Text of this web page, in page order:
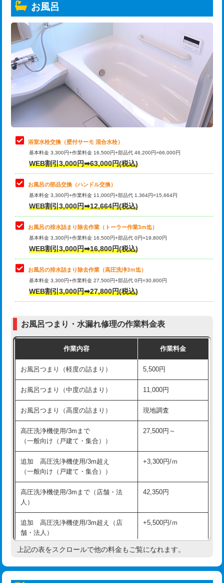
トーラー機使用/3mまで
追加トーラー機使用/3m超え
カメラ調査 33,000円
桝清掃 8,800円
止水・漏水調査・防水処理・清掃・修
理・調整・分解・加工など（軽作業）
止水・漏水調査・防水処理・清掃・修
理・調整・分解・加工など（中作業）
22,000円
止水・漏水調査・防水処理・清掃・修
理・調整・分解・加工など（重作業）
33,000円
トイレタンク脱着
トイレ便器脱着
タンクレストイレ脱着 33,000円
小便器トイレ脱着
その他部品の脱着 8,800円～
交換・取付（タンク）
交換・取付（普通便座） 11,000円+材料費
交換・取付（温水洗浄便座） 16,500円+材料費
交換・取付(単水栓（壁付・デッキ
式）)
13,200円+材料費
交換・取付(混合水栓（壁付・デッキ
式・ワンホール）)
16,500円+材料費
交換・取付(排水栓・排水トラップ
（P/S/ポップアップ））
22,000円+材料費
交換・取付（その他部品） 11,000円+材料費
持込商品取付（単水栓） 13,200円
持込商品取付（混合水栓）
持込商品取付（浄水器・分岐水栓） 16,500円
持込商品取付（温水洗浄便座） 22,000円
持込商品取付（普通便座⇔温水洗浄便
22,000円
お風呂
浴室水栓交換（壁付サーモ 混合水栓）
基本料金 3,300円+作業料金 16,500円+部品代 46,200円=66,000円
WEB割引3,000円➡63,000円(税込)
お風呂の部品交換（ハンドル交換）
基本料金 3,300円+作業料金 11,000円+部品代 1,364円=15,664円
WEB割引3,000円➡12,664円(税込)
お風呂の排水詰まり除去作業（トーラー作業3ｍ迄）
基本料金 3,300円+作業料金 16,500円+部品代 0円=19,800円
WEB割引3,000円➡16,800円(税込)
お風呂の排水詰まり除去作業（高圧洗浄3ｍ迄）
基本料金 3,300円+作業料金 27,500円+部品代 0円=30,800円
WEB割引3,000円➡27,800円(税込)
お風呂つまり・水漏れ修理の作業料金表
作業内容 作業料金
お風呂つまり（軽度の詰まり） 5,500円
お風呂つまり（中度の詰まり） 11,000円
お風呂つまり（高度の詰まり） 現地調査
高圧洗浄機使用/3mまで
（一般向け（戸建て・集合））
27,500円～
追加 高圧洗浄機使用/3m超え
（一般向け（戸建て・集合））
+3,300円/ｍ
高圧洗浄機使用/3mまで（店舗・法
人）
42,350円
追加 高圧洗浄機使用/3m超え（店
舗・法人）
+5,500円/ｍ
高度高圧洗浄換 現地調査
上記の表をスクロールで他の料金もご覧になれます。